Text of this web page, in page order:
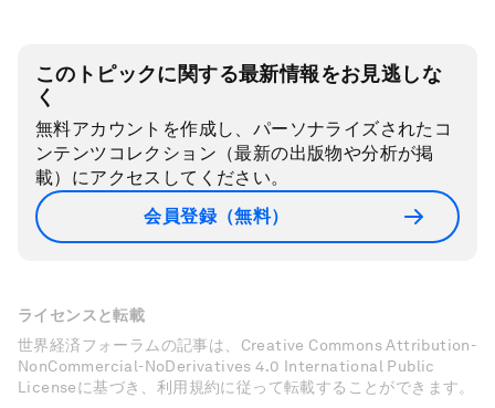
このトピックに関する最新情報をお見逃しな
く
無料アカウントを作成し、パーソナライズされたコ
ンテンツコレクション（最新の出版物や分析が掲
載）にアクセスしてください。
会員登録（無料）
ライセンスと転載
世界経済フォーラムの記事は、Creative Commons Attribution-
NonCommercial-NoDerivatives 4.0 International Public
Licenseに基づき、利用規約に従って転載することができます。